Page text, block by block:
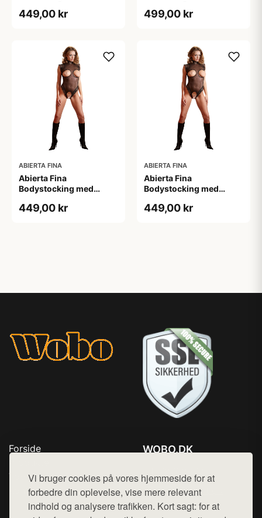
Vi bruger cookies på vores hjemmeside for at
forbedre din oplevelse, vise mere relevant
indhold og analysere trafikken. Kort sagt: for at
449,00 kr 499,00 kr
ABIERTA FINA
Abierta Fina
Bodystocking med
449,00 kr
ABIERTA FINA
Abierta Fina
Bodystocking med
449,00 kr
Forside
Top Rabatter
Kontakt
WOBO.DK
Mail: hej@want.dk
Cookie- og privatlivspolitik